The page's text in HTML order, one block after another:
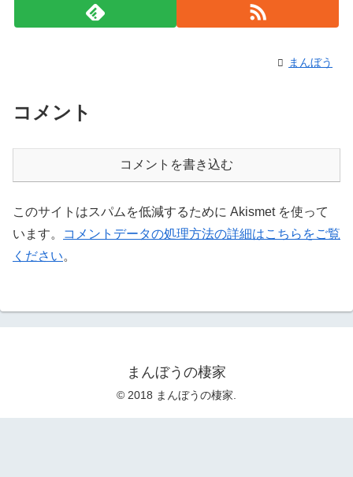
まんぼう
コメント
コメントを書き込む
このサイトはスパムを低減するために Akismet を使って
います。
コメントデータの処理方法の詳細はこちらをご覧
ください。
まんぼうの棲家
© 2018 まんぼうの棲家.